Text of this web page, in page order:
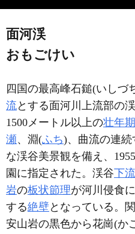
面河渓
おもごけい
四国の最高峰石鎚(いしづ
流とする面河川上流部の
1500メートル以上の壮年期
瀬、淵(ふち)、曲流の連続
な渓谷美景観を備え、
園に指定された。渓谷下流
岩の板状節理が河川侵食
する絶壁となっている。
安山岩の黒色から花崗(か